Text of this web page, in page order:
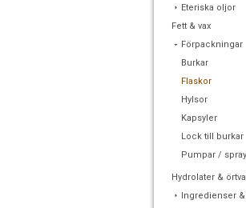
Eteriska oljor
Fett & vax
Förpackningar
Burkar
Flaskor
Hylsor
Kapsyler
Lock till burkar
Pumpar /
Hydrolater &
Ingredienser